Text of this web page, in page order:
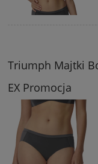
Triumph Majtki
EX Promocja